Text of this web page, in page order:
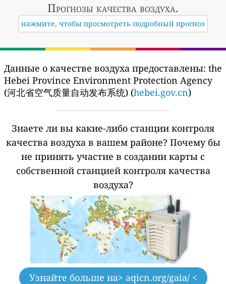
Прогнозы качества воздуха.
нажмите, чтобы просмотреть подробный прогноз
Данные о качестве воздуха предоставлены: the
Hebei Province Environment Protection Agency
(河北省空气质量自动发布系统) (hebei.gov.cn)
Знаете ли вы какие-либо станции контроля
качества воздуха в вашем районе? Почему бы
не принять участие в создании карты с
собственной станцией контроля качества
воздуха?
Узнайте больше на> aqicn.org/gaia/ <